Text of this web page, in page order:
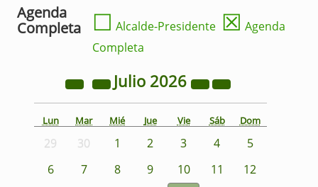
Agenda
Completa
☐ Alcalde-Presidente ☒ Agenda
Completa
Julio 2026
Lun Mar Mié Jue Vie Sáb Dom
29 30 1 2 3 4
5
6
7 8 9 10 11
12